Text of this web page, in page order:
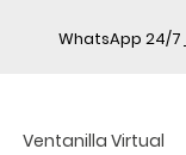
WhatsApp 24/7
Ventanilla Virtual